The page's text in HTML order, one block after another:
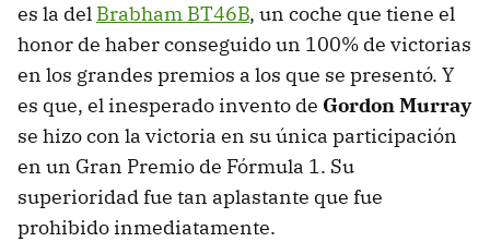
es la del Brabham BT46B, un coche que tiene el
honor de haber conseguido un 100% de victorias
en los grandes premios a los que se presentó. Y
es que, el inesperado invento de Gordon Murray
se hizo con la victoria en su única participación
en un Gran Premio de Fórmula 1. Su
superioridad fue tan aplastante que fue
prohibido inmediatamente.